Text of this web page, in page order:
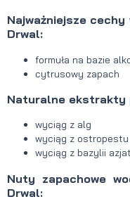
Najważniejsze
Drwal:
formuła na bazie
cytrusowy zapach
Naturalne ekstrakty
wyciąg z alg
wyciąg z ostropestu
wyciąg z bazylii
Nuty zapachowe
Drwal: